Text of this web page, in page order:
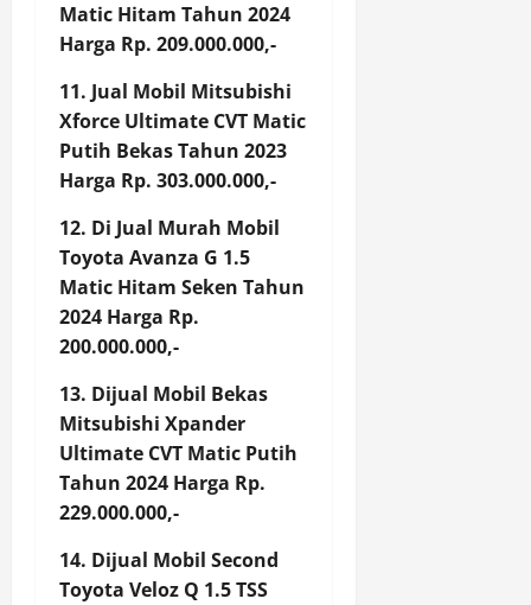
Matic Hitam Tahun 2024
Harga Rp. 209.000.000,-
11. Jual Mobil Mitsubishi
Xforce Ultimate CVT Matic
Putih Bekas Tahun 2023
Harga Rp. 303.000.000,-
12. Di Jual Murah Mobil
Toyota Avanza G 1.5
Matic Hitam Seken Tahun
2024 Harga Rp.
200.000.000,-
13. Dijual Mobil Bekas
Mitsubishi Xpander
Ultimate CVT Matic Putih
Tahun 2024 Harga Rp.
229.000.000,-
14. Dijual Mobil Second
Toyota Veloz Q 1.5 TSS